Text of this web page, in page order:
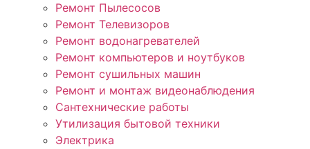
Ремонт Пылесосов
Ремонт Телевизоров
Ремонт водонагревателей
Ремонт компьютеров и ноутбуков
Ремонт сушильных машин
Ремонт и монтаж видеонаблюдения
Сантехнические работы
Утилизация бытовой техники
Электрика